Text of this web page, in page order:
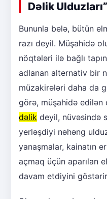
Dəlik
Bununla belə, bütün
razı deyil. Müşahidə
nöqtələri ilə bağlı
adlanan alternativ bir
müzakirələri daha da
görə, müşahidə
dəlik deyil, nüvəsində
yerləşdiyi nəhəng
yanaşmalar, kainatın
açmaq üçün aparılan
davam etdiyini